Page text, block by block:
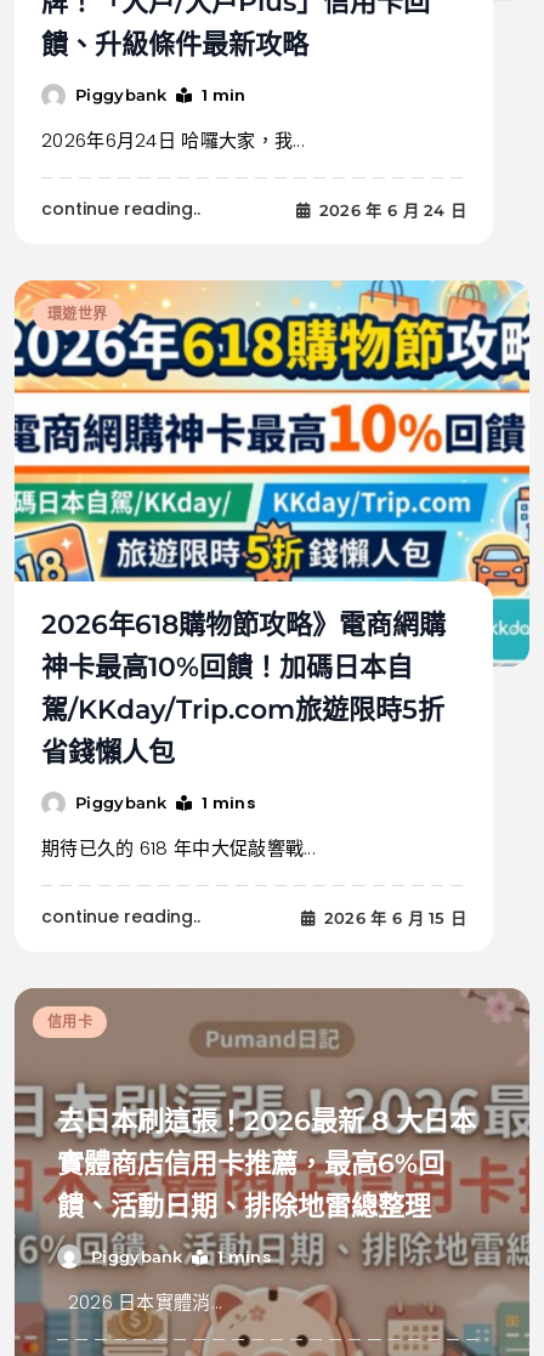
饋、升級條件最新攻略
Piggybank 1 min
2026年6月24日 哈囉大家，我...
continue reading.. 2026 年 6 月 24 日
環遊世界
2026年618購物節攻略》電商網購
神卡最高10%回饋！加碼日本自
駕/KKday/Trip.com旅遊限時5折
省錢懶人包
Piggybank 1 mins
期待已久的 618 年中大促敲響戰...
continue reading.. 2026 年 6 月 15 日
信用卡
去日本刷這張！2026最新 8 大日本
實體商店信用卡推薦，最高6%回
饋、活動日期、排除地雷總整理
Piggybank 1 mins
2026 日本實體消...